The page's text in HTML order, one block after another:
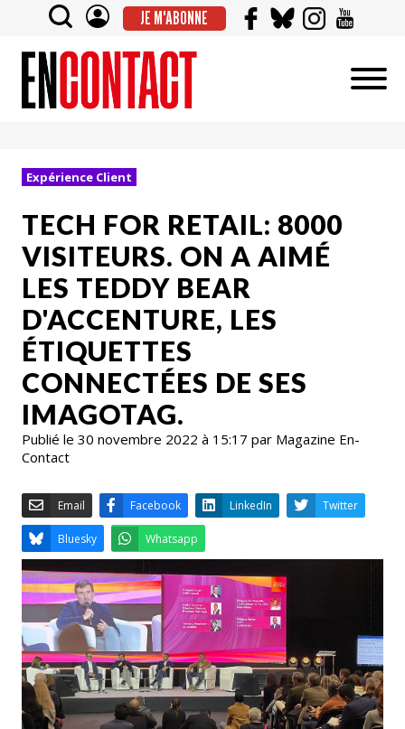
JE M'ABONNE
Expérience Client
TECH FOR RETAIL: 8000
VISITEURS. ON A AIMÉ
LES TEDDY BEAR
D'ACCENTURE, LES
ÉTIQUETTES
CONNECTÉES DE SES
IMAGOTAG.
Publié le 30 novembre 2022 à 15:17 par Magazine En-
Contact
Email Facebook
Bluesky Whatsapp